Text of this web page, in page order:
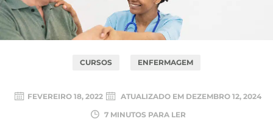
CURSOS ENFERMAGEM
FEVEREIRO 18, 2022 ATUALIZADO EM DEZEMBRO 12, 2024
7 MINUTOS PARA LER